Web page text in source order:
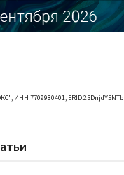
ИНН 7709980401, ERID:2SDnjdY5NTb